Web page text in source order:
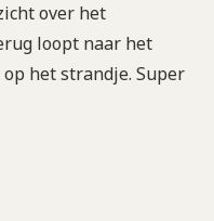
over het
loopt naar het
het strandje. Super